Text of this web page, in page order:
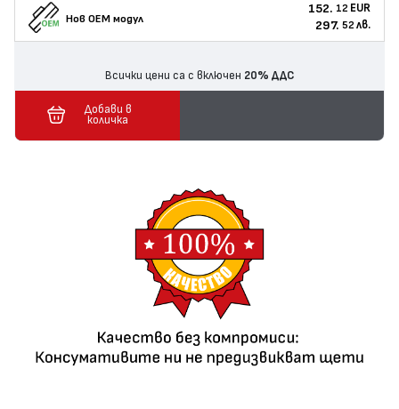
Нов ОЕМ модул
152. 12 EUR
297. 52 лв.
Всички цени са с включен 20% ДДС
Добави в
количка